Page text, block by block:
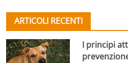
ARTICOLI RECENTI
I principi